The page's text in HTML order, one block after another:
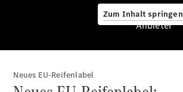
Zum Inhalt springen
Anbieter
Anbieter
Neues EU-Reifenlabel